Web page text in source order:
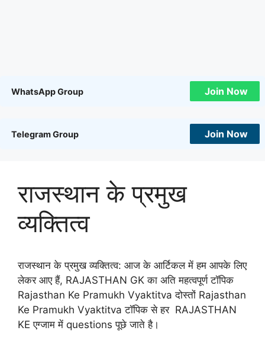
WhatsApp Group Join Now
Telegram Group Join Now
राजस्थान के प्रमुख
व्यक्तित्व
राजस्थान के प्रमुख व्यक्तित्व: आज के आर्टिकल में हम आपके लिए
लेकर आए हैं, RAJASTHAN GK का अति महत्वपूर्ण टॉपिक
Rajasthan Ke Pramukh Vyaktitva दोस्तों Rajasthan
Ke Pramukh Vyaktitva टॉपिक से हर RAJASTHAN
KE एग्जाम में questions पूछे जाते है।